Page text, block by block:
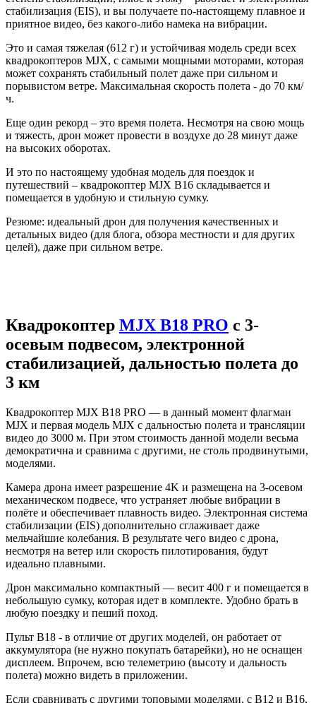
стабилизация (EIS), и вы получаете по-настоящему плавное и
приятное видео, без какого-либо намека на вибрации.
Это и самая тяжелая (612 г) и устойчивая модель среди всех
квадрокоптеров MJX, с самыми мощными моторами, которая
может сохранять стабильный полет даже при сильном и
порывистом ветре. Максимальная скорость полета - до 70 км/
ч.
Еще один рекорд – это время полета. Несмотря на свою мощь
и тяжесть, дрон может провести в воздухе до 28 минут даже
на высоких оборотах.
И это по настоящему удобная модель для поездок и
путешествий – квадрокоптер MJX B16 складывается и
помещается в удобную и стильную сумку.
Резюме: идеальный дрон для получения качественных и
детальных видео (для блога, обзора местности и для других
целей), даже при сильном ветре.
Квадрокоптер MJX B18 PRO с 3-
осевым подвесом, электронной
стабилизацией, дальностью полета до
3 км
Квадрокоптер MJX B18 PRO — в данный момент флагман
MJX и первая модель MJX с дальностью полета и трансляции
видео до 3000 м. При этом стоимость данной модели весьма
демократична и сравнима с другими, не столь продвинутыми,
моделями.
Камера дрона имеет разрешение 4K и размещена на 3-осевом
механическом подвесе, что устраняет любые вибрации в
полёте и обеспечивает плавность видео. Электронная система
стабилизации (EIS) дополнительно сглаживает даже
мельчайшие колебания. В результате чего видео с дрона,
несмотря на ветер или скорость пилотирования, будут
идеально плавными.
Дрон максимально компактный — весит 400 г и помещается в
небольшую сумку, которая идет в комплекте. Удобно брать в
любую поездку и пеший поход.
Пульт B18 - в отличие от других моделей, он работает от
аккумулятора (не нужно покупать батарейки), но не оснащен
дисплеем. Впрочем, всю телеметрию (высоту и дальность
полета) можно видеть в приложении.
Если сравнивать с другими топовыми моделями, с B12 и B16,